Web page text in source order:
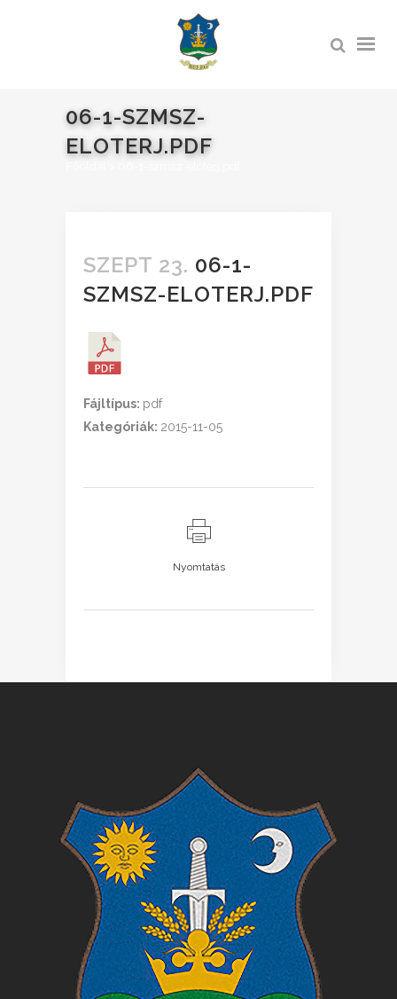
06-1-SZMSZ-
ELOTERJ.PDF
SZEPT 23. 06-1-
SZMSZ-ELOTERJ.PDF
Fájltípus: pdf
Kategóriák: 2015-11-05
Nyomtatás